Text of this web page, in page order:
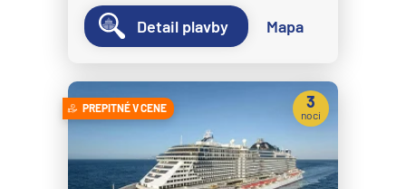
Detail plavby Mapa
PREPITNÉ V CENE 3
noci